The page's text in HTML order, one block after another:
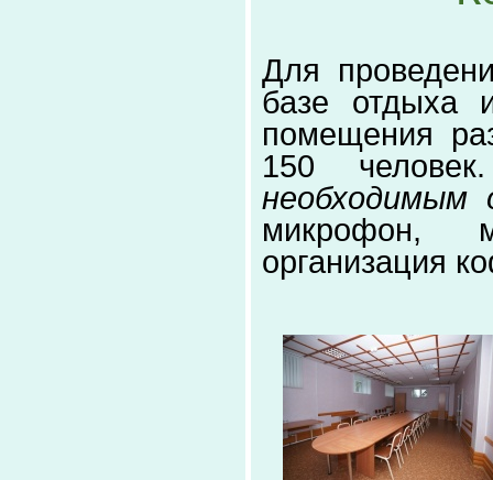
Для
базе отдыха
помещения
150
необходимым
микрофон,
организация